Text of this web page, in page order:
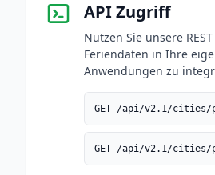
API Zugriff
Nutzen Sie unsere
Feriendaten in Ihre
Anwendungen zu
GET /api/v2.1/cities/
GET /api/v2.1/cities/